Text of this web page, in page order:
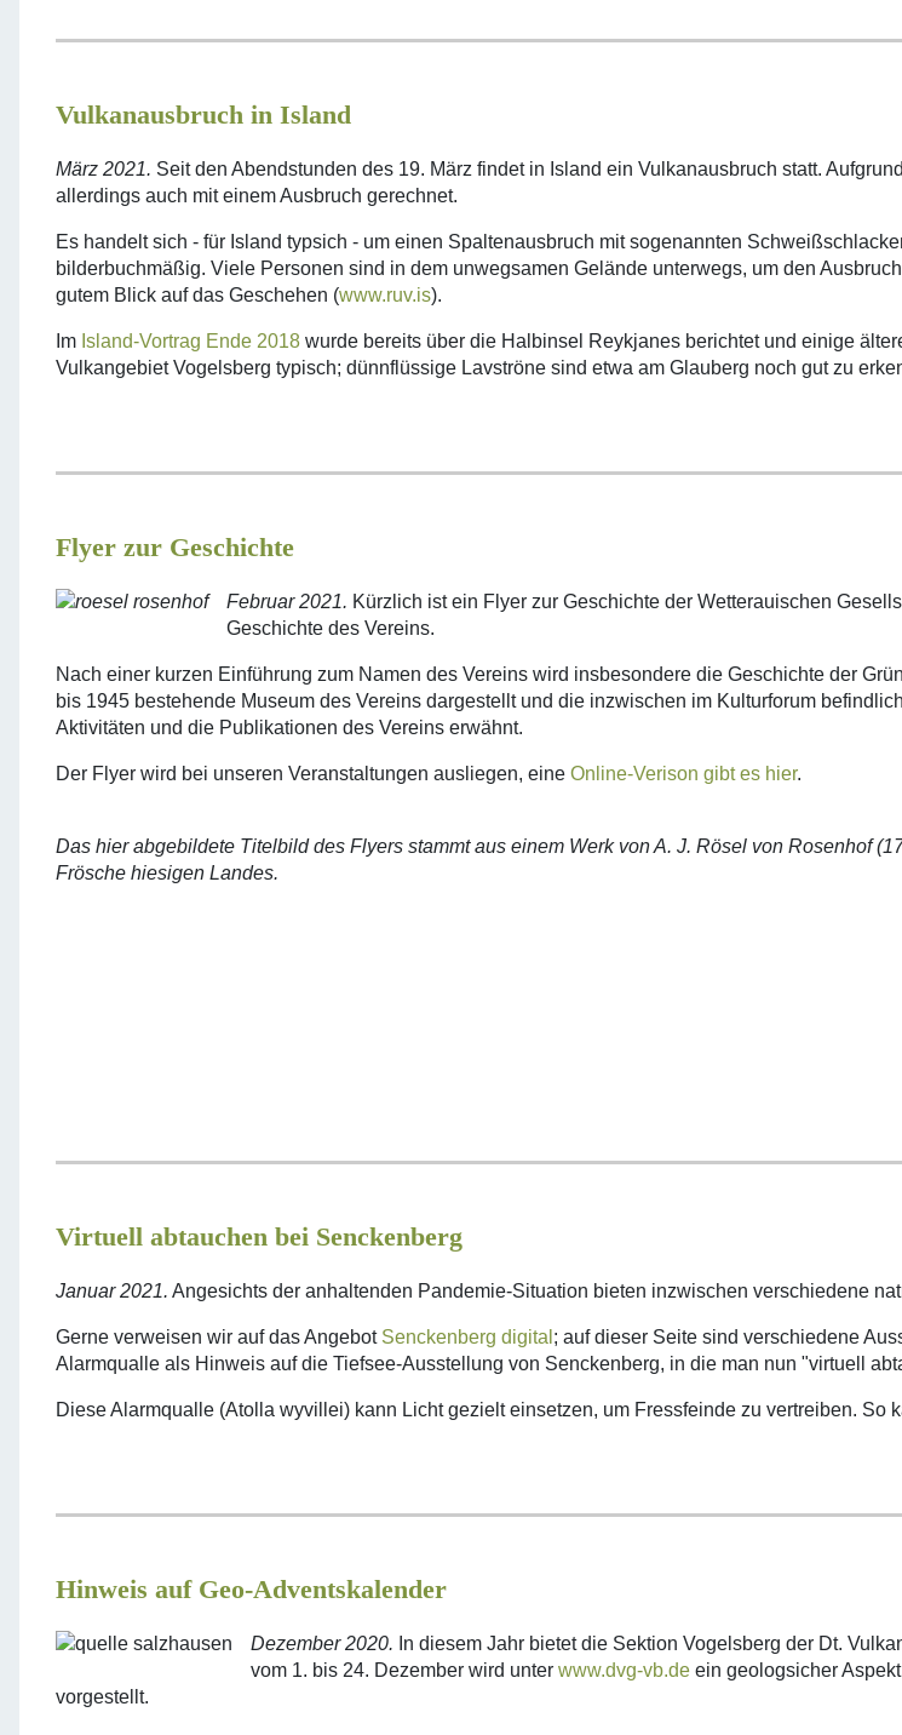
Vulkanausbruch in Island
März 2021. Seit den Abendstunden des 19. März findet in Island ein Vulkanausbruch statt.
allerdings auch mit einem Ausbruch gerechnet.
Es handelt sich - für Island typsich - um einen Spaltenausbruch mit sogenannten
bilderbuchmäßig. Viele Personen sind in dem unwegsamen Gelände unterwegs, um den
gutem Blick auf das Geschehen (www.ruv.is).
Im Island-Vortrag Ende 2018 wurde bereits über die Halbinsel Reykjanes berichtet und einige
Vulkangebiet Vogelsberg typisch; dünnflüssige Lavströne sind etwa am Glauberg noch gut zu
Flyer zur Geschichte
Februar 2021. Kürzlich ist ein Flyer zur Geschichte der Wetterauischen
Geschichte des Vereins.
Nach einer kurzen Einführung zum Namen des Vereins wird insbesondere die Geschichte der
bis 1945 bestehende Museum des Vereins dargestellt und die inzwischen im Kulturforum
Aktivitäten und die Publikationen des Vereins erwähnt.
Der Flyer wird bei unseren Veranstaltungen ausliegen, eine Online-Verison gibt es hier.
Das hier abgebildete Titelbild des Flyers stammt aus einem Werk von A. J. Rösel von Rosenhof
Frösche hiesigen Landes.
Virtuell abtauchen bei Senckenberg
Januar 2021. Angesichts der anhaltenden Pandemie-Situation bieten inzwischen verschiedene
Gerne verweisen wir auf das Angebot Senckenberg digital ; auf dieser Seite sind verschiedene
Alarmqualle als Hinweis auf die Tiefsee-Ausstellung von Senckenberg, in die man nun "virtuell
Diese Alarmqualle (Atolla wyvillei) kann Licht gezielt einsetzen, um Fressfeinde zu vertreiben.
Hinweis auf Geo-Adventskalender
Dezember 2020. In diesem Jahr bietet die Sektion Vogelsberg der Dt.
vom 1. bis 24. Dezember wird unter www.dvg-vb.de ein geologsicher
vorgestellt.